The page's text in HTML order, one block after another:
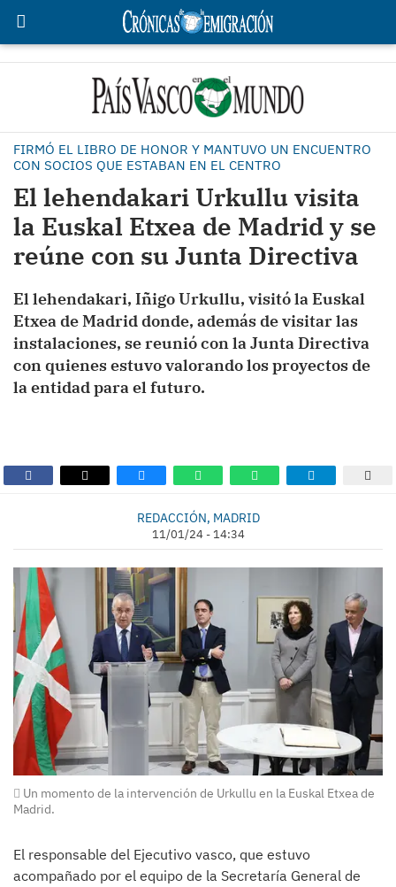
FIRMÓ EL LIBRO DE HONOR Y MANTUVO UN ENCUENTRO
CON SOCIOS QUE ESTABAN EN EL CENTRO
El lehendakari Urkullu visita
la Euskal Etxea de Madrid y se
reúne con su Junta Directiva
El lehendakari, Iñigo Urkullu, visitó la Euskal
Etxea de Madrid donde, además de visitar las
instalaciones, se reunió con la Junta Directiva
con quienes estuvo valorando los proyectos de
la entidad para el futuro.
REDACCIÓN, MADRID
11/01/24 - 14:34
Un momento de la intervención de Urkullu en la Euskal Etxea de
Madrid.
El responsable del Ejecutivo vasco, que estuvo
acompañado por el equipo de la Secretaría General de